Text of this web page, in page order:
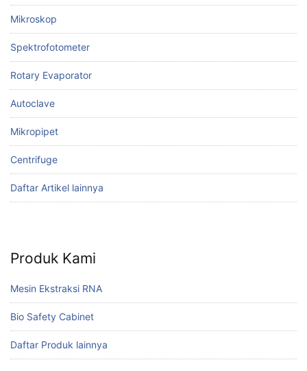
Mikroskop
Spektrofotometer
Rotary Evaporator
Autoclave
Mikropipet
Centrifuge
Daftar Artikel lainnya
Produk Kami
Mesin Ekstraksi RNA
Bio Safety Cabinet
Daftar Produk lainnya